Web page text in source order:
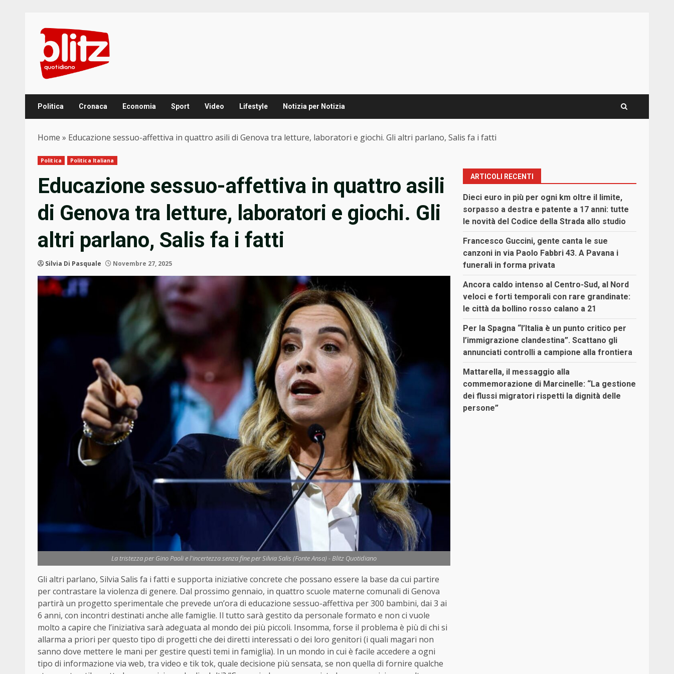
content
Politica Cronaca Economia Sport Video Lifestyle Notizia per Notizia
Home » Educazione sessuo-affettiva in quattro asili di Genova tra letture, laboratori e giochi. Gli altri parlano, Salis fa i fatti
Politica Politica Italiana
Educazione sessuo-affettiva in quattro asili
di Genova tra letture, laboratori e giochi. Gli
altri parlano, Salis fa i fatti
Silvia Di Pasquale Novembre 27, 2025
La tristezza per Gino Paoli e l'incertezza senza fine per Silvia Salis (Fonte Ansa) - Blitz Quotidiano
Gli altri parlano, Silvia Salis fa i fatti e supporta iniziative concrete che possano essere la base da cui partire
per contrastare la violenza di genere. Dal prossimo gennaio, in quattro scuole materne comunali di Genova
partirà un progetto sperimentale che prevede un’ora di educazione sessuo-affettiva per 300 bambini, dai 3 ai
6 anni, con incontri destinati anche alle famiglie. Il tutto sarà gestito da personale formato e non ci vuole
molto a capire che l’iniziativa sarà adeguata al mondo dei più piccoli. Insomma, forse il problema è più di chi si
allarma a priori per questo tipo di progetti che dei diretti interessati o dei loro genitori (i quali magari non
sanno dove mettere le mani per gestire questi temi in famiglia). In un mondo in cui è facile accedere a ogni
tipo di informazione via web, tra video e tik tok, quale decisione più sensata, se non quella di fornire qualche
ARTICOLI RECENTI
Dieci euro in più per ogni km oltre il limite,
sorpasso a destra e patente a 17 anni: tutte
le novità del Codice della Strada allo studio
Francesco Guccini, gente canta le sue
canzoni in via Paolo Fabbri 43. A Pavana i
funerali in forma privata
Ancora caldo intenso al Centro-Sud, al Nord
veloci e forti temporali con rare grandinate:
le città da bollino rosso calano a 21
Per la Spagna “l’Italia è un punto critico per
l’immigrazione clandestina”. Scattano gli
annunciati controlli a campione alla frontiera
Mattarella, il messaggio alla
commemorazione di Marcinelle: “La gestione
dei flussi migratori rispetti la dignità delle
persone”